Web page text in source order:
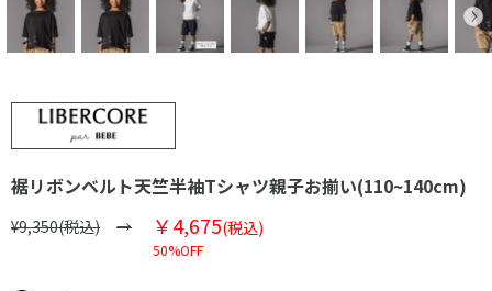
裾リボンベルト天竺半袖Tシャツ親子お揃い(110~140cm)
¥9,350(税込) ￥4,675(税込)
50%OFF